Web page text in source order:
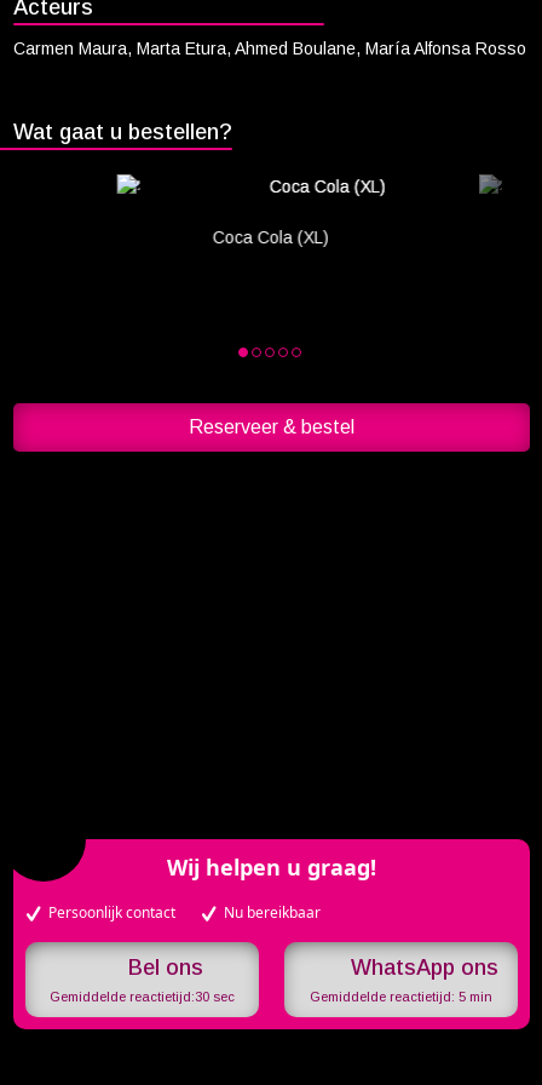
Cadeaukaart saldo
Abonnement cadeau geven
ONZE BIOSCOOP
Eten en drinken
Tarieven
Parkeren en OV
Acteurs
Carmen Maura, Marta Etura, Ahmed Boulane, María Alfonsa Rosso
Wat gaat u bestellen?
Coca Cola (XL)
Reserveer & bestel
Wij helpen u graag!
Persoonlijk contact Nu bereikbaar
Gemiddelde reactietijd:30 sec
WhatsApp ons
Gemiddelde reactietijd: 5 min